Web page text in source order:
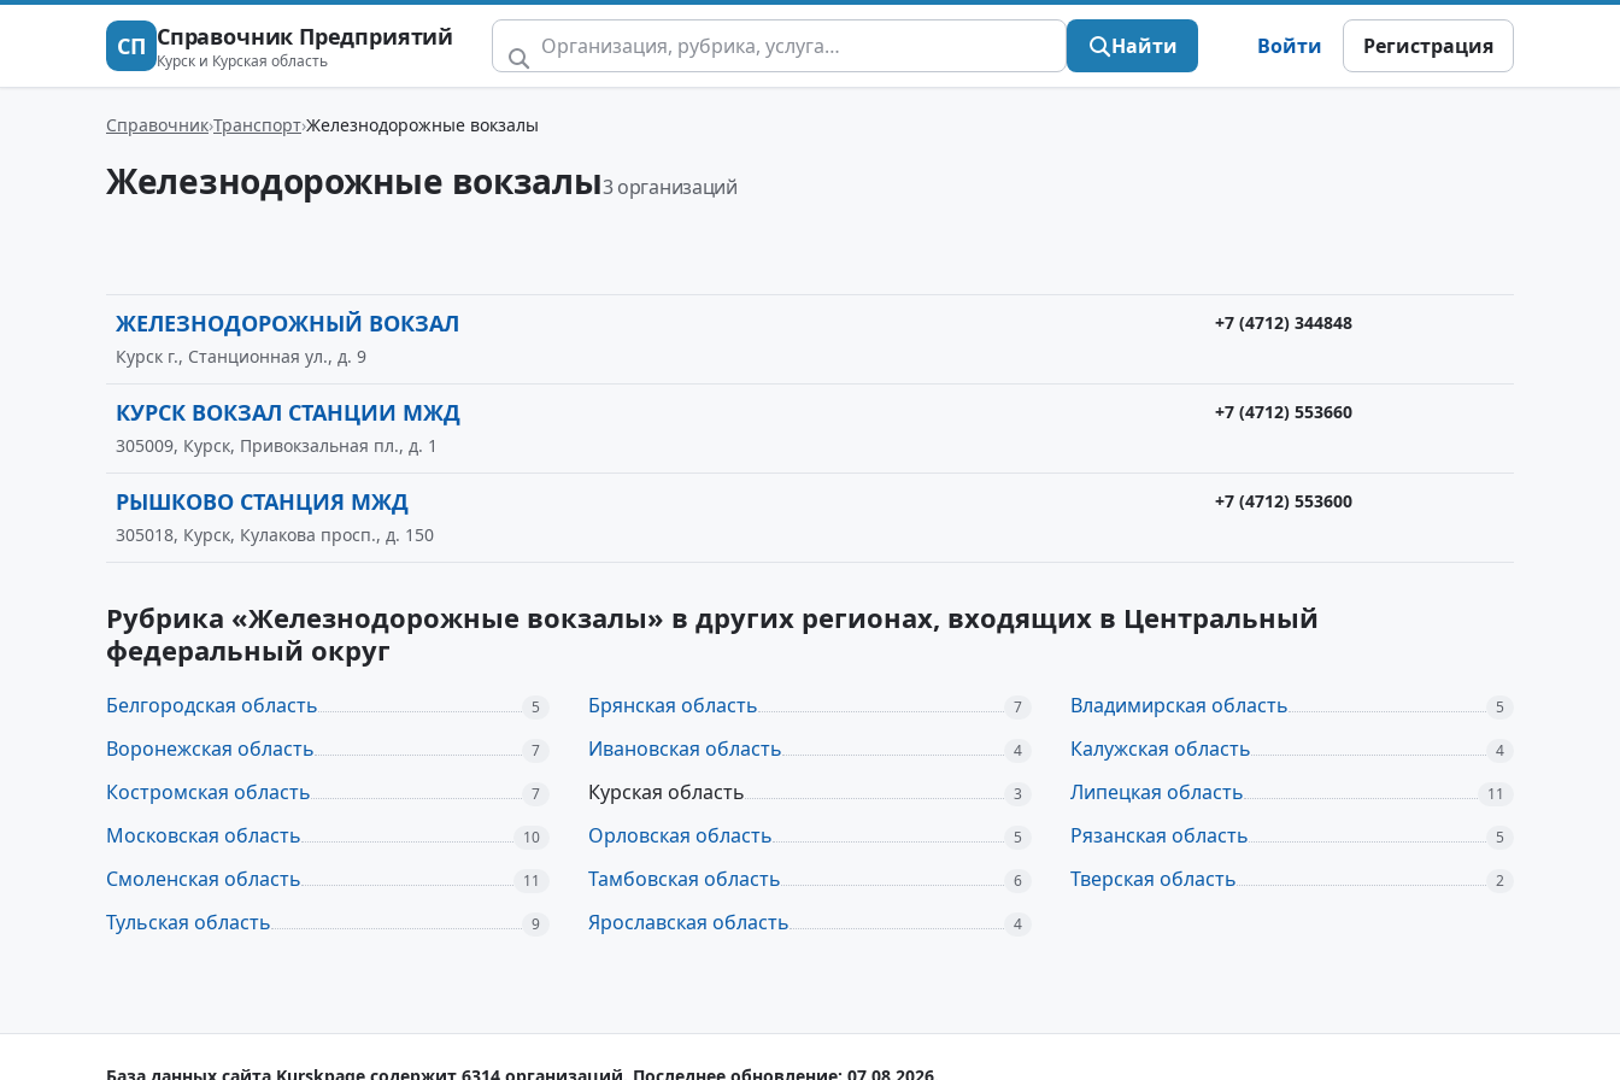
СП Справочник Предприятий
Курск и Курская область
Найти Войти Регистрация
Справочник Транспорт Железнодорожные вокзалы
Железнодорожные вокзалы3 организаций
ЖЕЛЕЗНОДОРОЖНЫЙ ВОКЗАЛ
+7 (4712) 344848
Курск г., Станционная ул., д. 9
КУРСК ВОКЗАЛ СТАНЦИИ МЖД
+7 (4712) 553660
305009, Курск, Привокзальная пл., д. 1
РЫШКОВО СТАНЦИЯ МЖД
+7 (4712) 553600
305018, Курск, Кулакова просп., д. 150
Рубрика «Железнодорожные вокзалы» в других регионах, входящих в Центральный
федеральный округ
Белгородская область 5 Брянская область 7 Владимирская область 5
Воронежская область 7 Ивановская область 4 Калужская область 4
Костромская область 7 Курская область 3 Липецкая область 11
Московская область 10 Орловская область 5 Рязанская область 5
Смоленская область 11 Тамбовская область 6 Тверская область 2
Тульская область 9 Ярославская область 4